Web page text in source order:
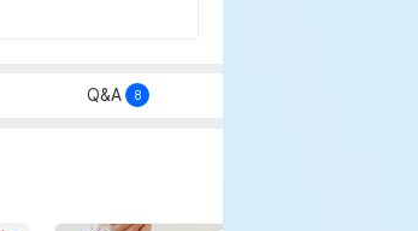
Q&A 8